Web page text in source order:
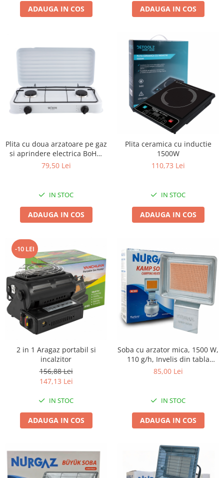
Compresoare auto si pompe
Modulatoare FM
Pompe de transfer
Decoratiuni, ornamente si articole
Craciun
Accesorii si componente craciun
Brazi de Craciun
Costume Craciun
Decoratiuni luminoase exterioare &
Figurine muzicale
Figurine si decoratiuni Craciun
Furtun - Tub - rola craciun
Instalatii cu baterii
Instalatii de Craciun
Instalatii liniare si role de furtun
luminos
Instalatii liniare/sir
Instalatii perdea
Instalatii plasa
Instalatii Solare
Instalatii turturi-franjuri
Liniare 220V
Perdea 220V
Plasa 220V
Turturi/Franjuri 220V
Diverse pentru casa si camping
Feronerie
Broaste si clante
Accesorii litiere
ADAUGA IN COS ADAUGA IN COS
Plita cu doua arzatoare pe gaz
si aprindere electrica BoHM
BG-M-002-W, 4.4 kW
79,50 Lei
IN STOC
ADAUGA IN COS
Plita ceramica cu inductie
1500W
110,73 Lei
IN STOC
ADAUGA IN COS
-10 LEI
2 in 1 Aragaz portabil si
incalzitor
156,88 Lei
147,13 Lei
IN STOC
ADAUGA IN COS
Soba cu arzator mica, 1500 W,
110 g/h, Invelis din tabla
galvanizata
85,00 Lei
IN STOC
ADAUGA IN COS